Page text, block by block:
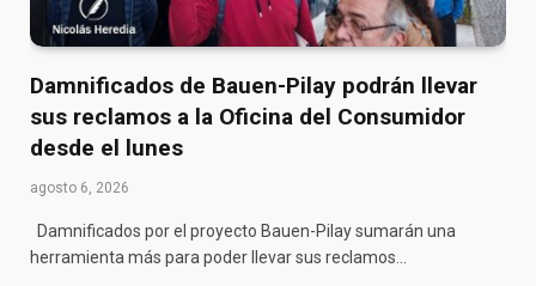
Damnificados de Bauen-Pilay podrán llevar
sus reclamos a la Oficina del Consumidor
desde el lunes
agosto 6, 2026
Damnificados por el proyecto Bauen-Pilay sumarán una
herramienta más para poder llevar sus reclamos…